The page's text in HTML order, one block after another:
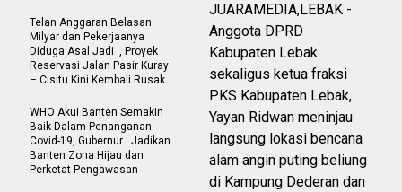
JUARAMEDIA,LEBAK -
Anggota DPRD
Kabupaten Lebak
sekaligus ketua fraksi
PKS Kabupaten Lebak,
Yayan Ridwan meninjau
langsung lokasi bencana
alam angin puting beliung
di Kampung Dederan dan
Telan Anggaran Belasan
Milyar dan Pekerjaanya
Diduga Asal Jadi , Proyek
Reservasi Jalan Pasir Kuray
– Cisitu Kini Kembali Rusak
WHO Akui Banten Semakin
Baik Dalam Penanganan
Covid-19, Gubernur : Jadikan
Banten Zona Hijau dan
Perketat Pengawasan